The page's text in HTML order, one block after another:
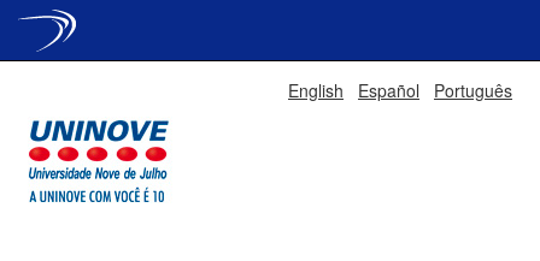
English Español Português